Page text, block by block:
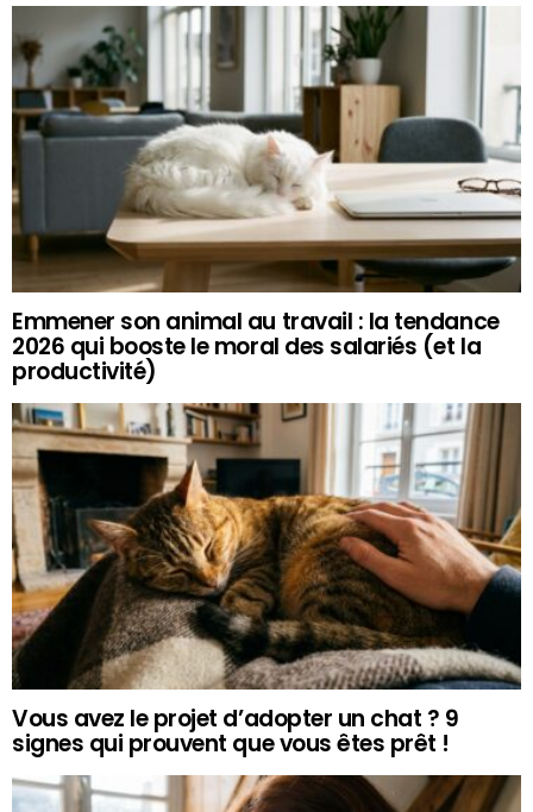
Emmener son animal au travail : la tendance
2026 qui booste le moral des salariés (et la
productivité)
Vous avez le projet d’adopter un chat ? 9
signes qui prouvent que vous êtes prêt !